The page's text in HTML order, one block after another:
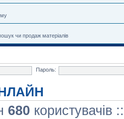
чи продаж матеріалів
Пароль:
680 користувачів